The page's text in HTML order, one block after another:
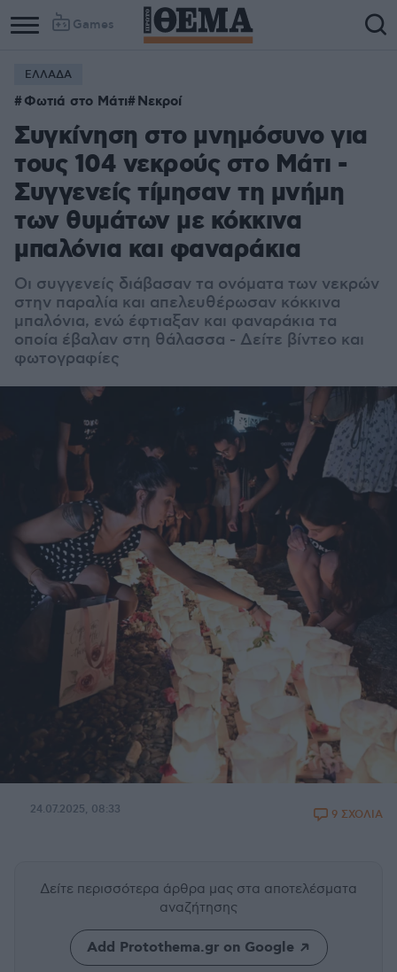
Games
Column
1
Column
2
ΕΛΛΑΔΑ
Φωτιά στο Μάτι Νεκροί
Συγκίνηση στο μνημόσυνο για
τους 104 νεκρούς στο Μάτι -
Συγγενείς τίμησαν τη μνήμη
των θυμάτων με κόκκινα
μπαλόνια και φαναράκια
Οι συγγενείς διάβασαν τα ονόματα των νεκρών
στην παραλία και απελευθέρωσαν κόκκινα
μπαλόνια, ενώ έφτιαξαν και φαναράκια τα
οποία έβαλαν στη θάλασσα - Δείτε βίντεο και
φωτογραφίες
24.07.2025, 08:33 9 ΣΧΟΛΙΑ
Δείτε περισσότερα άρθρα μας στα αποτελέσματα
αναζήτησης
Add Protothema.gr on Google